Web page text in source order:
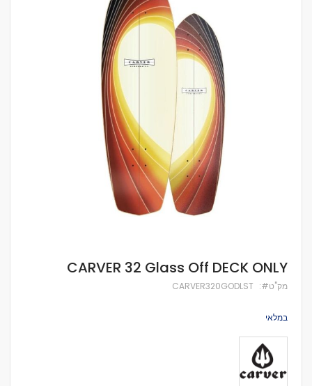
לדלג
להתחלה
של
CARVER 32 Glass Off DECK ONLY
מק''ט CARVER320GODLST
במלאי